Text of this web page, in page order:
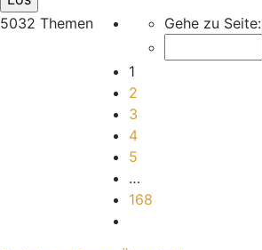
5032 Themen Seite1von168
Gehe zu Seite:
1
2
3
4
5
…
168